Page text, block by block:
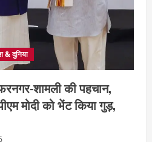
& दुनिया
शामली की पहचान,
मोदी को भेंट किया गुड़,